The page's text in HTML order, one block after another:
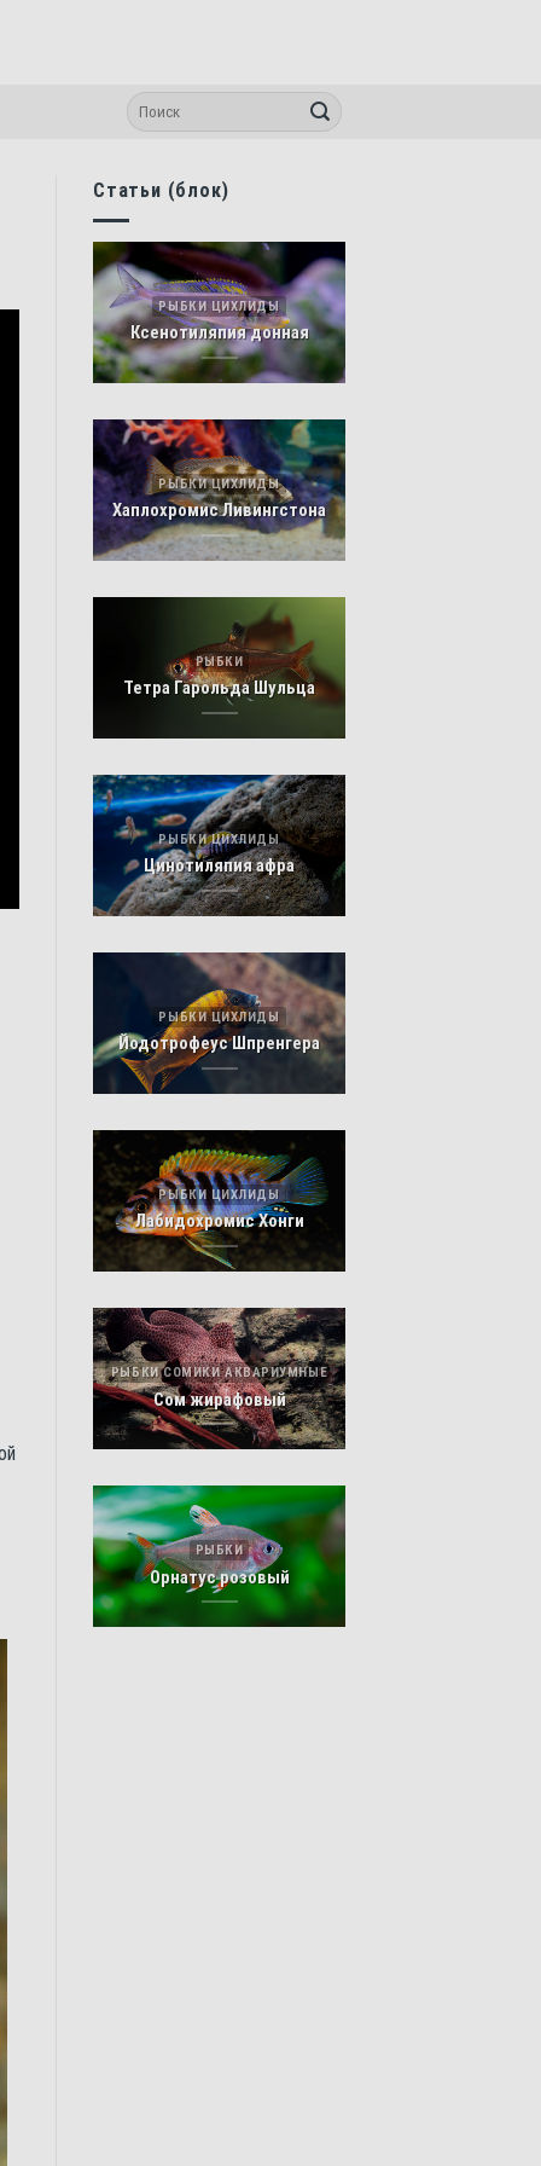
Статьи (блок)
РЫБКИ ЦИХЛИДЫ
Ксенотиляпия донная
РЫБКИ ЦИХЛИДЫ
Хаплохромис Ливингстона
РЫБКИ
Тетра Гарольда Шульца
РЫБКИ ЦИХЛИДЫ
Цинотиляпия афра
РЫБКИ ЦИХЛИДЫ
Йодотрофеус Шпренгера
РЫБКИ ЦИХЛИДЫ
Лабидохромис Хонги
РЫБКИ СОМИКИ АКВАРИУМНЫЕ
Сом жирафовый
РЫБКИ
Орнатус розовый